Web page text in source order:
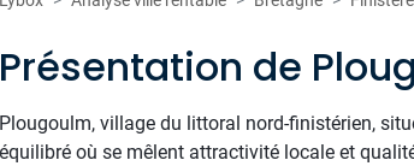
Présentation de
Plougoulm, village du littoral nord-finistérien,
équilibré où se mêlent attractivité locale et